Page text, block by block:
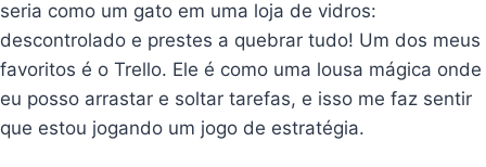
seria como um gato em uma loja de vidros:
descontrolado e prestes a quebrar tudo! Um dos meus
favoritos é o Trello. Ele é como uma lousa mágica onde
eu posso arrastar e soltar tarefas, e isso me faz sentir
que estou jogando um jogo de estratégia.